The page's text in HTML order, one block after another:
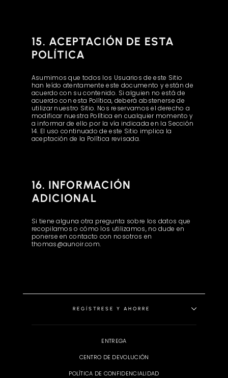
15. ACEPTACIÓN DE ESTA
POLÍTICA
Asumimos que todos los Usuarios de este Sitio
han leído atentamente este documento y están de
acuerdo con su contenido. Si alguien no está de
acuerdo con esta Política, deberá abstenerse de
utilizar nuestro Sitio. Nos reservamos el derecho a
modificar nuestra Política en cualquier momento y
a informar de ello por la vía indicada en la Sección
14. El uso continuado de este Sitio implica la
aceptación de la Política revisada.
16. INFORMACIÓN
ADICIONAL
Si tiene alguna otra pregunta sobre los datos que
recopilamos o cómo los utilizamos, no dude en
ponerse en contacto con nosotros en
thomas@aunoir.com.
REGÍSTRESE Y AHORRE
ENTREGA
CENTRO DE DEVOLUCIÓN
POLÍTICA DE CONFIDENCIALIDAD